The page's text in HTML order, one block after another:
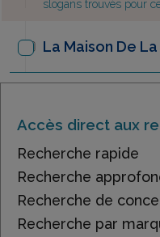
slogans trouvés pour
La Maison De
Accès direct aux
Recherche rapide
Recherche
Recherche de
Recherche par